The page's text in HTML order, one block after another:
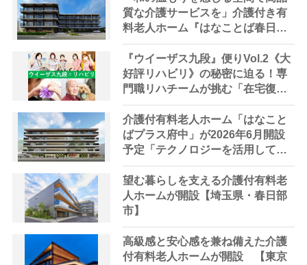
質な介護サービスを」介護付き有
料老人ホーム『はなことば春日
部』来春オープン【埼玉県・春日
部市】
『ウイーザス九段』便りVol.2《大
好評リハビリ》の秘密に迫る！専
門職リハチームが挑む「在宅復帰
の可能性を広げる」「人生の幸福
を追求する」 “リハビリ革命”と
は？
介護付有料老人ホーム「はなこと
ばプラス府中」が2026年6月開設
予定「テクノロジーを活用して高
品質な介護サービスを提供」【東
京都・府中市】
望む暮らしを支える介護付有料老
人ホームが開設【埼玉県・春日部
市】
高級感と安心感を兼ね備えた介護
付有料老人ホームが開設 【東京